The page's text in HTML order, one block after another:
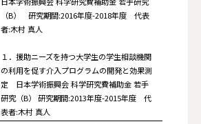
（B） 研究期間:2016年度-2018年度 代表
者:木村 真人
１．援助ニーズを持つ大学生の学生相談機関
の利用を促す介入プログラムの開発と効果測
定 日本学術振興会 科学研究費補助金 若手
研究（B） 研究期間:2013年度-2015年度 代
表者:木村 真人